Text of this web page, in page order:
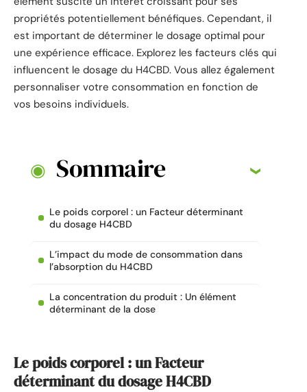
propriétés potentiellement bénéfiques. Cependant, il
est important de déterminer le dosage optimal pour
une expérience efficace. Explorez les facteurs clés qui
influencent le dosage du H4CBD. Vous allez également
personnaliser votre consommation en fonction de
vos besoins individuels.
Sommaire
Le poids corporel : un Facteur déterminant
du dosage H4CBD
L’impact du mode de consommation dans
l’absorption du H4CBD
La concentration du produit : Un élément
déterminant de la dose
Le poids corporel : un Facteur
déterminant du dosage H4CBD